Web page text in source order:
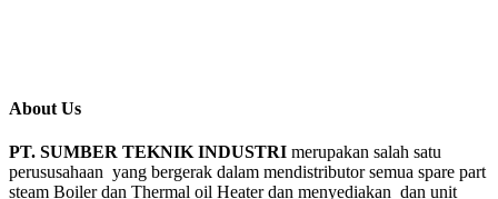
About Us
PT. SUMBER TEKNIK INDUSTRI merupakan salah satu
perususahaan yang bergerak dalam mendistributor semua spare part
steam Boiler dan Thermal oil Heater dan menyediakan dan unit